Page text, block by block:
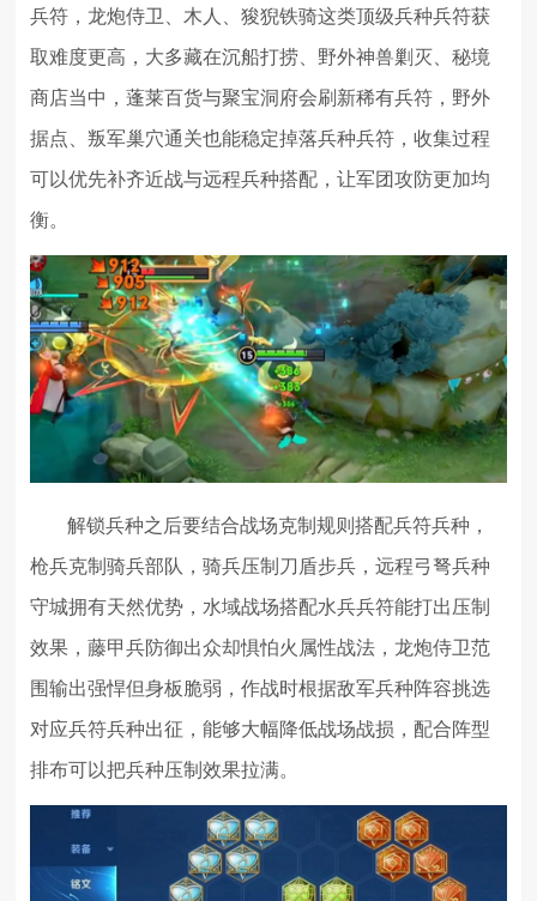
兵符，龙炮侍卫、木人、狻猊铁骑这类顶级兵种兵符获
取难度更高，大多藏在沉船打捞、野外神兽剿灭、秘境
商店当中，蓬莱百货与聚宝洞府会刷新稀有兵符，野外
据点、叛军巢穴通关也能稳定掉落兵种兵符，收集过程
可以优先补齐近战与远程兵种搭配，让军团攻防更加均
衡。
解锁兵种之后要结合战场克制规则搭配兵符兵种，
枪兵克制骑兵部队，骑兵压制刀盾步兵，远程弓弩兵种
守城拥有天然优势，水域战场搭配水兵兵符能打出压制
效果，藤甲兵防御出众却惧怕火属性战法，龙炮侍卫范
围输出强悍但身板脆弱，作战时根据敌军兵种阵容挑选
对应兵符兵种出征，能够大幅降低战场战损，配合阵型
排布可以把兵种压制效果拉满。